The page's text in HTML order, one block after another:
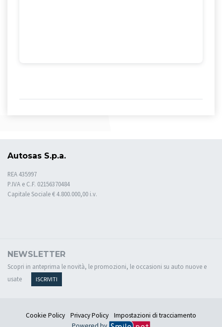
Autosas S.p.a.
REA 435997
P.IVA e C.F. 02156370484
Capitale Sociale € 4.800.000,00 i.v.
NEWSLETTER
Scopri in anteprima le novità, le promozioni, le occasioni su auto nuove e
usate
ISCRIVITI
Cookie Policy Privacy Policy
Impostazioni di tracciamento